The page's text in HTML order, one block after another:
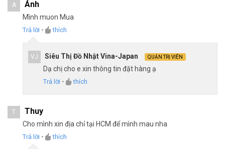
A Ánh
Mình muon Mua
Trả lời • thích
VJ Siêu Thị Đồ Nhật Vina-Japan QUẢN TRỊ VIÊN
Dạ chị cho e xin thông tin đặt hàng ạ
Trả lời • thích
T Thuy
Cho mình xin địa chỉ tại HCM để mình mau nha
Trả lời • thích